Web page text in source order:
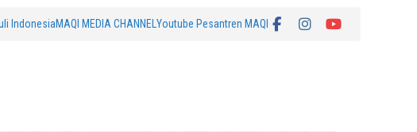
IndonesiaMAQI MEDIA CHANNEL Youtube Pesantren MAQI